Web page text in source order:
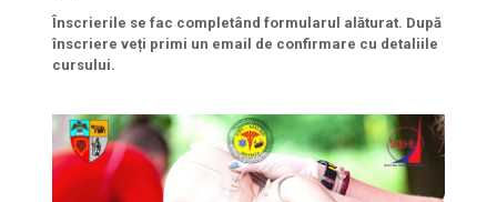
Înscrierile se fac completând formularul alăturat. După
înscriere veți primi un email de confirmare cu detaliile
cursului.